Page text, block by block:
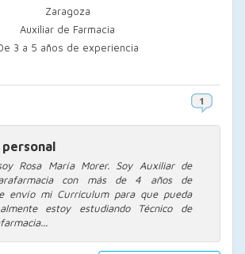
Zaragoza
Auxiliar de Farmacia
3 a 5 años de experiencia
Rosa María Morer. Soy Auxiliar de
con más de 4 años de
envío mi Curriculum para que pueda
estoy estudiando Técnico de